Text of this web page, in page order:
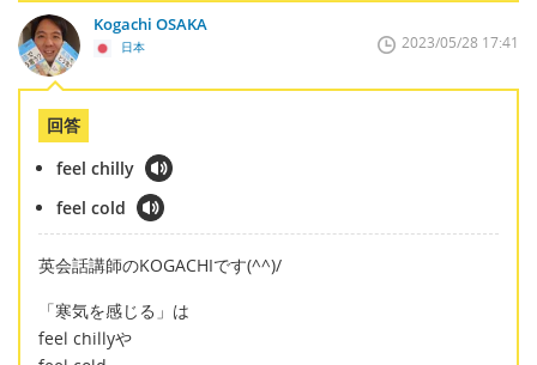
Kogachi OSAKA
日本 2023/05/28 17:41
回答
feel chilly
feel cold
英会話講師のKOGACHIです(^^)/
「寒気を感じる」は
feel chillyや